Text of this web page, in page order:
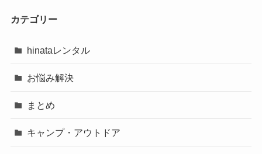
カテゴリー
hinataレンタル
お悩み解決
まとめ
キャンプ・アウトドア